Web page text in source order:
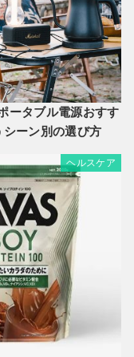
ータブル電源おすす
ーン別の選び方
ヘルスケア